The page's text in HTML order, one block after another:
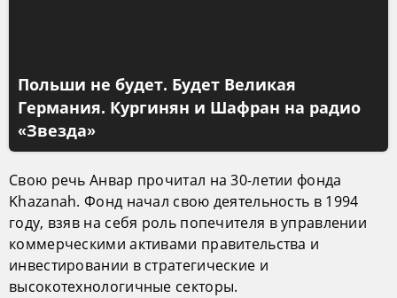
Польши не будет. Будет Великая
Германия. Кургинян и Шафран на радио
«Звезда»
Свою речь Анвар прочитал на 30-летии фонда
Khazanah. Фонд начал свою деятельность в 1994
году, взяв на себя роль попечителя в управлении
коммерческими активами правительства и
инвестировании в стратегические и
высокотехнологичные секторы.